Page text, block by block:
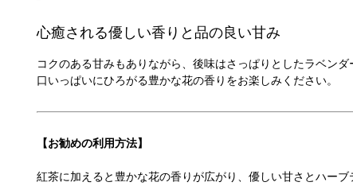
心癒される優しい香りと品の良い甘み
コクのある甘みもありながら、後味はさっぱりとしたラベンダ
口いっぱいにひろがる豊かな花の香りをお楽しみください。
【お勧めの利用方法】
紅茶に加えると豊かな花の香りが広がり、優しい甘さとハーブ